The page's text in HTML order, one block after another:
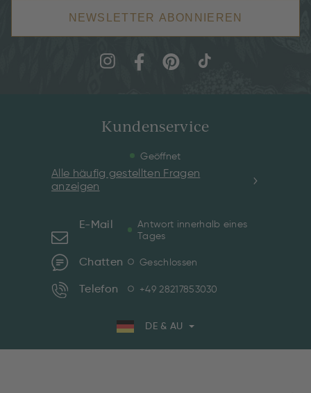
NEWSLETTER ABONNIEREN
Kundenservice
Geöffnet
Alle häufig gestellten Fragen
anzeigen
E-Mail
Antwort innerhalb eines
Tages
Chatten Geschlossen
Telefon +49 28217853030
DE & AU